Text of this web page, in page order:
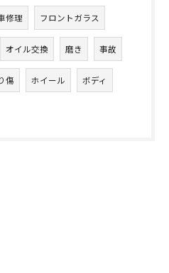
修理 フロントガラス
オイル交換 磨き 事故
傷 ホイール ボディ